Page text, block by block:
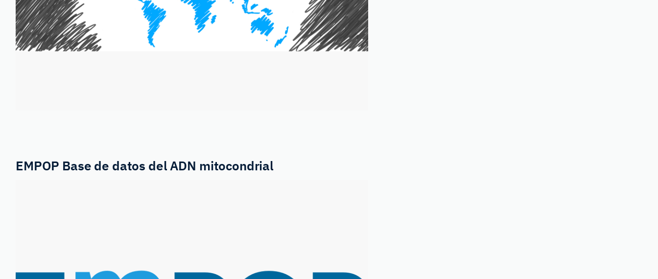
EMPOP Base de datos del ADN mitocondrial